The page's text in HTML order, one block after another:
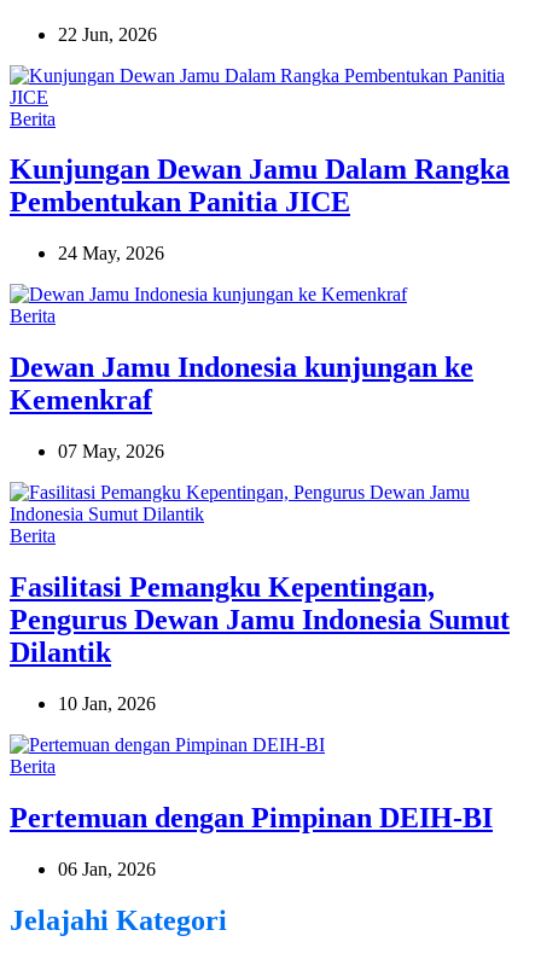
22 Jun, 2026
Berita
Kunjungan Dewan Jamu Dalam Rangka
Pembentukan Panitia JICE
24 May, 2026
Berita
Dewan Jamu Indonesia kunjungan ke
Kemenkraf
07 May, 2026
Berita
Fasilitasi Pemangku Kepentingan,
Pengurus Dewan Jamu Indonesia Sumut
Dilantik
10 Jan, 2026
Berita
Pertemuan dengan Pimpinan DEIH-BI
06 Jan, 2026
Jelajahi Kategori